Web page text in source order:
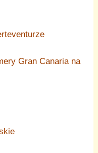
Gran Canaria na